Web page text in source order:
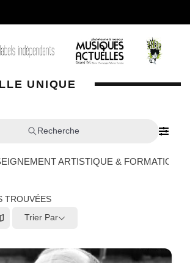
UNIQUE
Recherche
ARTISTIQUE & FORMATION
TROUVÉES
Trier Par